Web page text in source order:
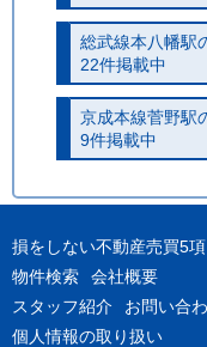
総武線本八幡駅
22件掲載中
京成本線菅野駅
9件掲載中
損をしない不動産売買5項
物件検索
会社概要
スタッフ紹介
お問い合
個人情報の取り扱い